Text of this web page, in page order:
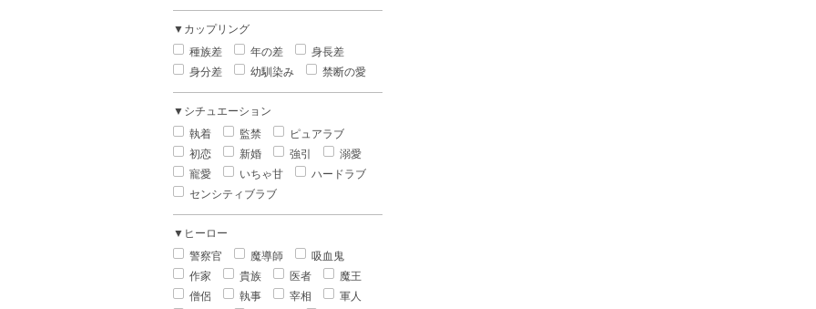
▼カップリング
種族差
年の差
身長差
身分差
幼馴染み 禁断の愛
▼シチュエーション
執着
監禁
ピュアラブ
初恋
新婚 強引
溺愛
寵愛
いちゃ甘
ハードラブ
センシティブラブ
▼ヒーロー
警察官
魔導師
吸血鬼
作家
貴族 医者
魔王
僧侶
執事 宰相
軍人